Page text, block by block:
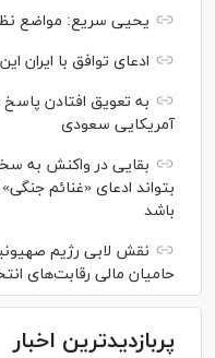
یحیی سریع: مواضع
ادعای توافق با ایران
به تعویق افتادن پاسخ
آمریکایی سعودی
بقایی در واکنش به
بتواند ادعای «غنائم
باشد
نقش لابی رژیم
حامیان مالی رقابت‌های
پربازدیدترین اخبار